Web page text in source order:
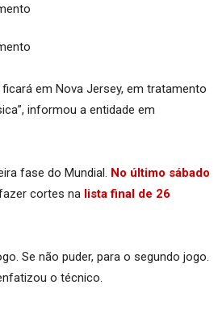
em Nova Jersey, em tratamento
informou a entidade em
fase do Mundial. No último sábado
cortes na lista final de 26
Se não puder, para o segundo jogo.
o técnico.